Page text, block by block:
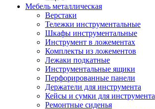
Мебель металлическая
Верстаки
Тележки инструментальные
Шкафы инструментальные
Инструмент в ложементах
Комплекты из ложементов
Лежаки подкатные
Инструментальные ящики
Перфорированные панели
Держатели для инструмента
Кейсы и сумки для инструмента
Ремонтные сиденья